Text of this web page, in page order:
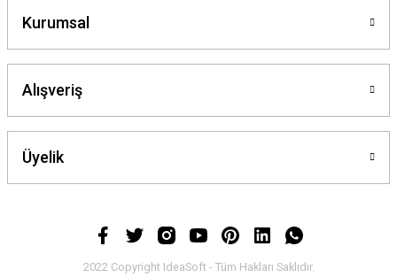
Kurumsal
Alışveriş
Üyelik
2022 Copyright IdeaSoft - Tüm Hakları Saklıdır.